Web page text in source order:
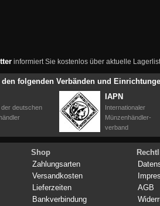
informiert Sie kostenlos über aktuelle
folgenden Verbänden und
der deutschen
IAPN
Internationaler
Münzenhändler-
verband
Shop
Zahlungsarten
Versandkosten
Lieferzeiten
Bankverbindung
AGB